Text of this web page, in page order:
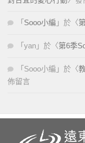
「 Sooo小編 」於〈
「 yan 」於〈第6季
「 Sooo小編 」於〈
佈留言